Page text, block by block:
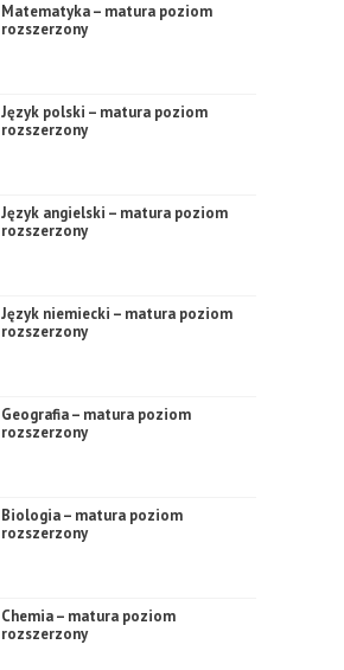
Matematyka – matura poziom
rozszerzony
Język polski – matura poziom
rozszerzony
Język angielski – matura poziom
rozszerzony
Język niemiecki – matura poziom
rozszerzony
Geografia – matura poziom
rozszerzony
Biologia – matura poziom
rozszerzony
Chemia – matura poziom
rozszerzony